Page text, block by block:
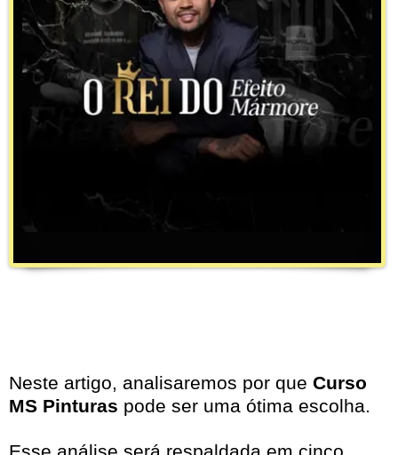
Neste artigo, analisaremos por que Curso
MS Pinturas pode ser uma ótima escolha.